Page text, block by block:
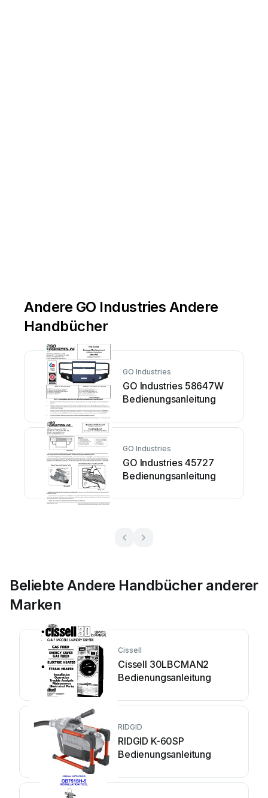
Andere GO Industries Andere
Handbücher
GO Industries
GO Industries 58647W
Bedienungsanleitung
GO Industries
GO Industries 45727
Bedienungsanleitung
Beliebte Andere Handbücher anderer
Marken
Cissell
Cissell 30LBCMAN2
Bedienungsanleitung
RIDGID
RIDGID K-60SP
Bedienungsanleitung